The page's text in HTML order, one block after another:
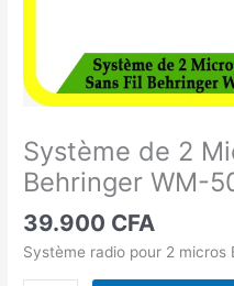
Système de 2
Behringer WM-
39.900 CFA
Système radio pour 2 micros